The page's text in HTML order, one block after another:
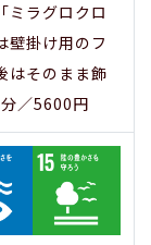
ミラグロクロ
壁掛け用のフ
はそのまま飾
／5600円